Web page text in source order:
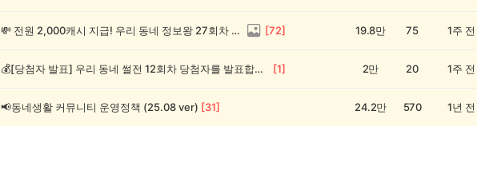
💸 전원 2,000캐시 지급! 우리 동네 정보왕 27회차 (~8/10) [72] 19.8만 75 1주 전
💰[당첨자 발표] 우리 동네 썰전 12회차 당첨자를 발표합니다! [1] 2만 20 1주 전
📢동네생활 커뮤니티 운영정책 (25.08 ver) [31] 24.2만 570 1년 전